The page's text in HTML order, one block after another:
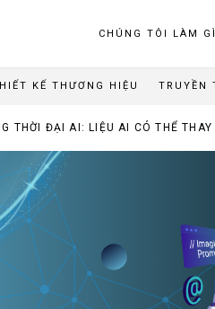
CHÚNG TÔI LÀM GÌ
KẾ THƯƠNG HIỆU TRUYỀN
THỜI ĐẠI AI: LIỆU AI CÓ THỂ THAY